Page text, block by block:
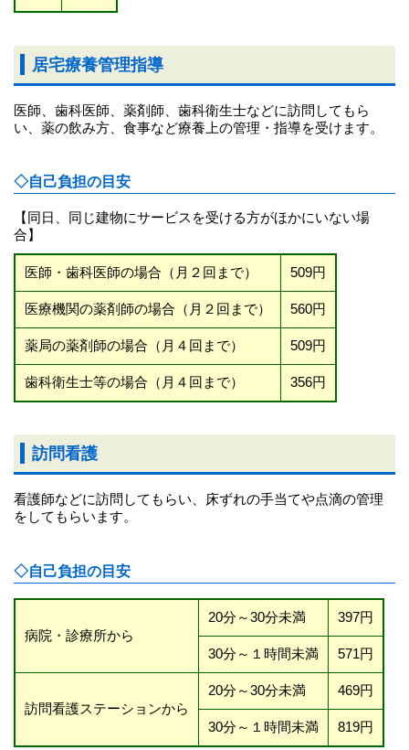
居宅療養管理指導
医師、歯科医師、薬剤師、歯科衛生士などに訪問してもら
い、薬の飲み方、食事など療養上の管理・指導を受けます。
◇自己負担の目安
【同日、同じ建物にサービスを受ける方がほかにいない場
合】
医師・歯科医師の場合（月２回まで） 509円
医療機関の薬剤師の場合（月２回まで） 560円
薬局の薬剤師の場合（月４回まで） 509円
歯科衛生士等の場合（月４回まで） 356円
訪問看護
看護師などに訪問してもらい、床ずれの手当てや点滴の管理
をしてもらいます。
◇自己負担の目安
病院・診療所から
20分～30分未満 397円
30分～１時間未満 571円
訪問看護ステーションから
20分～30分未満 469円
30分～１時間未満 819円